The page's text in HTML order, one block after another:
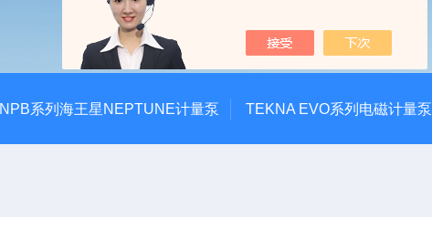
NPB系列海王星NEPTUNE计量泵 TEKNA EVO系列电磁计量泵